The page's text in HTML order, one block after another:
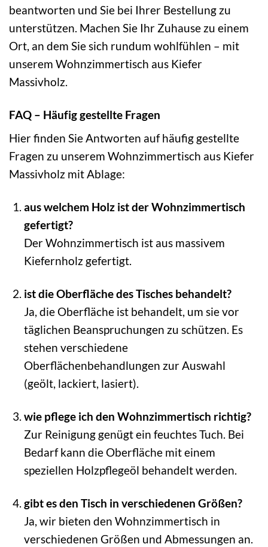
beantworten und Sie bei Ihrer Bestellung zu
unterstützen. Machen Sie Ihr Zuhause zu einem
Ort, an dem Sie sich rundum wohlfühlen – mit
unserem Wohnzimmertisch aus Kiefer
Massivholz.
FAQ – Häufig gestellte Fragen
Hier finden Sie Antworten auf häufig gestellte
Fragen zu unserem Wohnzimmertisch aus Kiefer
Massivholz mit Ablage:
aus welchem Holz ist der Wohnzimmertisch
gefertigt?
Der Wohnzimmertisch ist aus massivem
Kiefernholz gefertigt.
ist die Oberfläche des Tisches behandelt?
Ja, die Oberfläche ist behandelt, um sie vor
täglichen Beanspruchungen zu schützen. Es
stehen verschiedene
Oberflächenbehandlungen zur Auswahl
(geölt, lackiert, lasiert).
wie pflege ich den Wohnzimmertisch richtig?
Zur Reinigung genügt ein feuchtes Tuch. Bei
Bedarf kann die Oberfläche mit einem
speziellen Holzpflegeöl behandelt werden.
gibt es den Tisch in verschiedenen Größen?
Ja, wir bieten den Wohnzimmertisch in
verschiedenen Größen und Abmessungen an.